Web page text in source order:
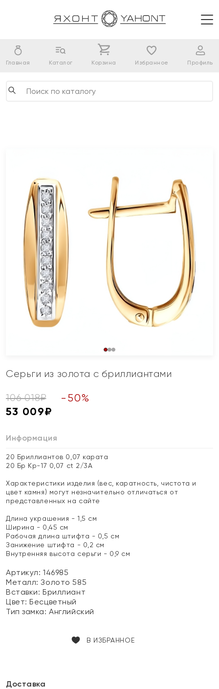
Главная Каталог Корзина Избранное Профиль
Серьги из золота с бриллиантами
106 018₽ - 50%
53 009₽
Информация
20 Бриллиантов 0,07 карата
20 Бр Кр-17 0,07 ct 2/3А
Характеристики изделия (вес, каратность, чистота и
цвет камня) могут незначительно отличаться от
представленных на сайте
Длина украшения - 1,5 см
Ширина - 0,45 см
Рабочая длина штифта - 0,5 см
Занижение штифта - 0,2 см
Внутренняя высота серьги - 0,9 см
Артикул: 146985
Металл:Золото 585
Вставки:Бриллиант
Цвет:Бесцветный
Тип замка:Английский
В ИЗБРАННОЕ
Доставка